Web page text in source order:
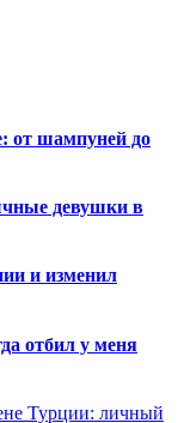
от шампуней до
девушки в
и изменил
отбил у меня
Турции: личный